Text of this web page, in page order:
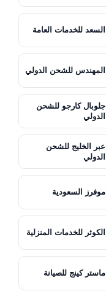
السعد للخدمات العامة
المهندس للشحن الدولي
جلوبال كارجو للشحن
الدولي
عبر الخليج للشحن
الدولي
موفرز السعودية
الكوثر للخدمات المنزلية
ماستر كينج للصيانة